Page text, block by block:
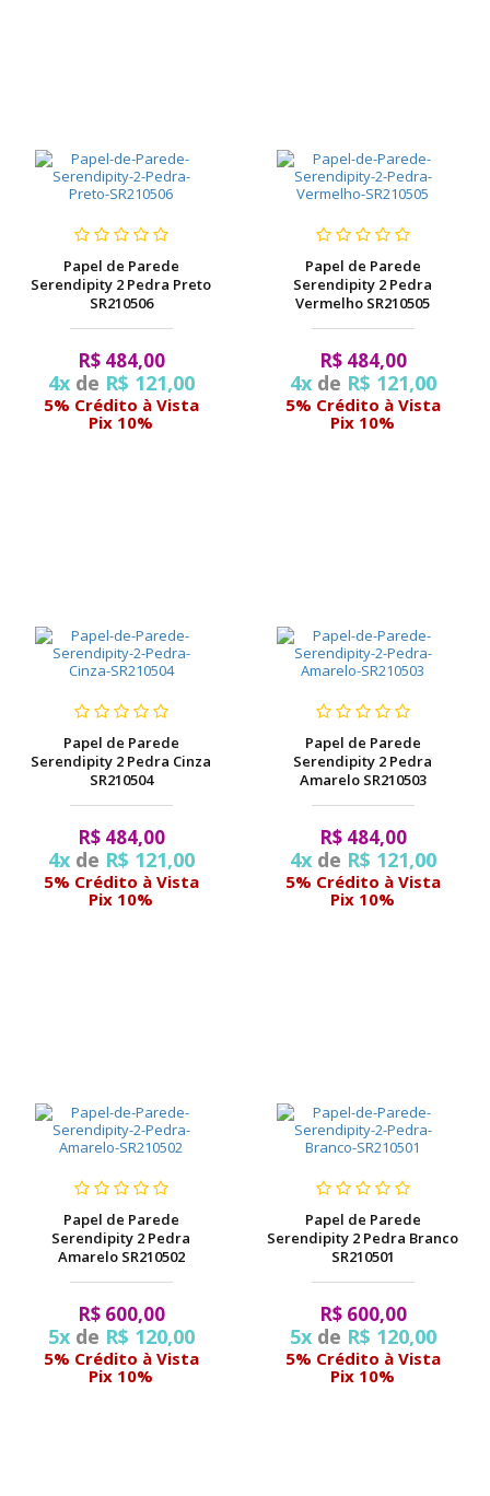
Papel de Parede
Serendipity 2 Pedra Preto
SR210506
R$ 484,00
4xde R$ 121,00
5% Crédito à Vista
Pix 10%
Papel de Parede
Serendipity 2 Pedra
Vermelho SR210505
R$ 484,00
4xde R$ 121,00
5% Crédito à Vista
Pix 10%
Papel de Parede
Serendipity 2 Pedra Cinza
SR210504
R$ 484,00
4xde R$ 121,00
5% Crédito à Vista
Pix 10%
Papel de Parede
Serendipity 2 Pedra
Amarelo SR210503
R$ 484,00
4xde R$ 121,00
5% Crédito à Vista
Pix 10%
Papel de Parede
Serendipity 2 Pedra
Amarelo SR210502
R$ 600,00
5xde R$ 120,00
5% Crédito à Vista
Pix 10%
Papel de Parede
Serendipity 2 Pedra Branco
SR210501
R$ 600,00
5xde R$ 120,00
5% Crédito à Vista
Pix 10%